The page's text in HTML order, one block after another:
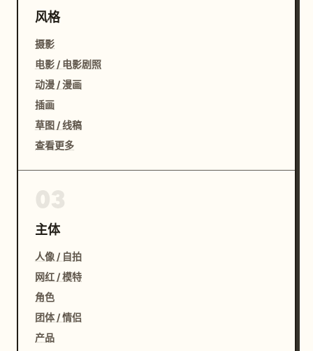
风格
摄影
电影 / 电影剧照
动漫 / 漫画
插画
草图 / 线稿
查看更多
主体
人像 / 自拍
网红 / 模特
角色
团体 / 情侣
产品